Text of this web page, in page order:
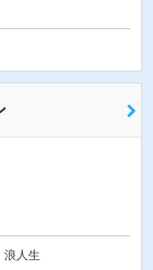
浪人生